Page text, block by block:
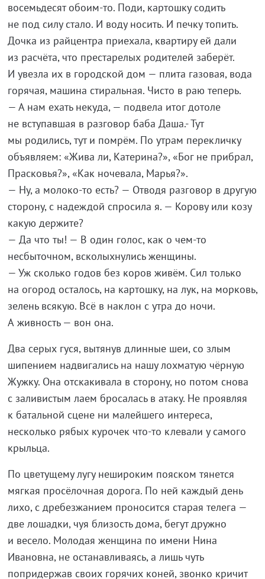
восемьдесятобоим-то. Поди, картошку содить
не под силу стало. И воду носить. И печку топить.
Дочка из райцентра приехала, квартиру ей дали
из расчёта, что престарелых родителей заберёт.
И увезла их в городской дом — плита газовая, вода
горячая, машина стиральная. Чисто в раю теперь.
— А нам ехать некуда, — подвела итог дотоле
не вступавшая в разговор баба Даша.- Тут
мы родились, тут и помрём. По утрам перекличку
объявляем: «Жива ли, Катерина?», «Бог не прибрал,
Прасковья?», «Как ночевала, Марья?».
— Ну, а молоко-то есть? — Отводя разговор в другую
сторону, с надеждой спросила я. — Корову или козу
какую держите?
— Да что ты! — В один голос, как о чем-то
несбыточном, всколыхнулись женщины.
— Уж сколько годов без коров живём. Сил только
на огород осталось, на картошку, на лук, на морковь,
зелень всякую. Всё в наклон с утра до ночи.
А живность — вон она.
Два серых гуся, вытянув длинные шеи, со злым
шипением надвигались на нашу лохматую чёрную
Жужку. Она отскакивала в сторону, но потом снова
с заливистым лаем бросалась в атаку. Не проявляя
к батальной сцене ни малейшего интереса,
несколько рябых курочек что-то клевали у самого
крыльца.
По цветущему лугу нешироким пояском тянется
мягкая просёлочная дорога. По ней каждый день
лихо, с дребезжанием проносится старая телега —
две лошадки, чуя близость дома, бегут дружно
и весело. Молодая женщина по имени Нина
Ивановна, не останавливаясь, а лишь чуть
попридержав своих горячих коней, звонко кричит